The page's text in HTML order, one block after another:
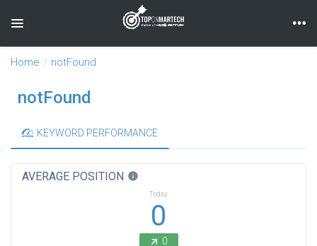
Toggle navigation
Home notFound
notFound
KEYWORD PERFORMANCE
AVERAGE POSITION info
Today
0
0